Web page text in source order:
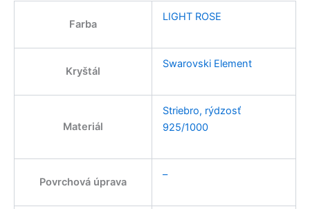
Farba
LIGHT ROSE
Kryštál
Swarovski Element
Materiál
Striebro, rýdzosť
925/1000
Povrchová úprava
–